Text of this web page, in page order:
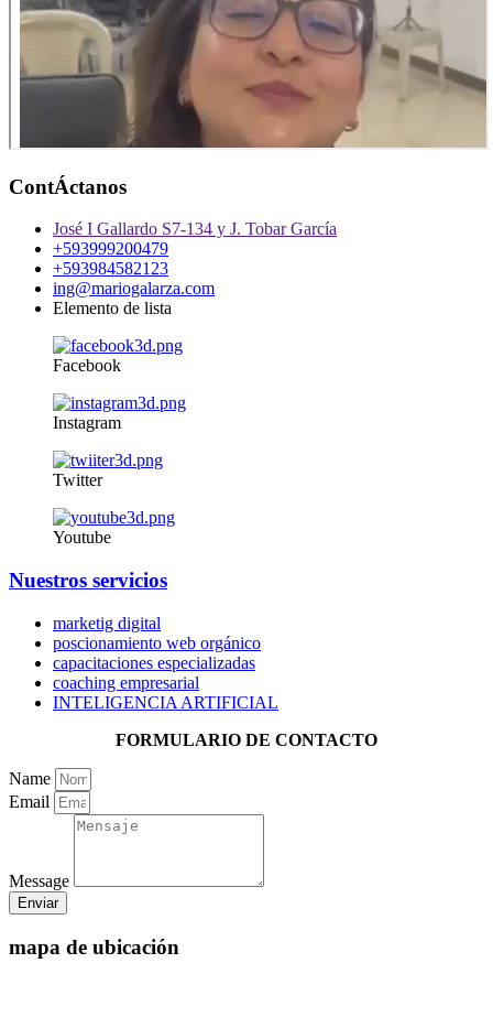
ContÁctanos
José I Gallardo S7-134 y J. Tobar García
+593999200479
+593984582123
ing@mariogalarza.com
Elemento de lista
Facebook
Instagram
Twitter
Youtube
Nuestros servicios
marketig digital
poscionamiento web orgánico
capacitaciones especializadas
coaching empresarial
INTELIGENCIA ARTIFICIAL
FORMULARIO DE CONTACTO
Name
Email
Message
Enviar
mapa de ubicación